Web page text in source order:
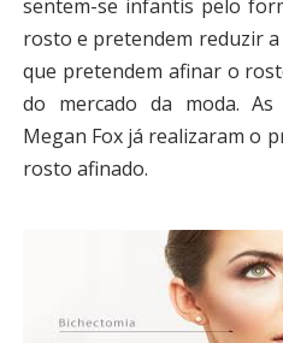
sentem-se infantis pelo
rosto e pretendem reduzir
que pretendem afinar o
do mercado da moda.
Megan Fox já realizaram o
rosto afinado.